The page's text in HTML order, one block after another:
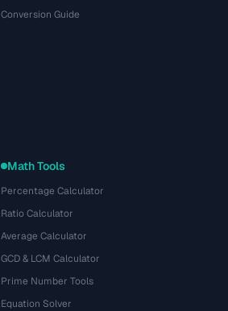
Conversion Guide
Math Tools
Percentage Calculator
Ratio Calculator
Average Calculator
GCD & LCM Calculator
Prime Number Tools
Equation Solver